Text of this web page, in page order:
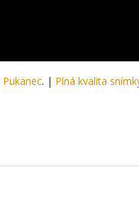
Pukanec. | Plná kvalita